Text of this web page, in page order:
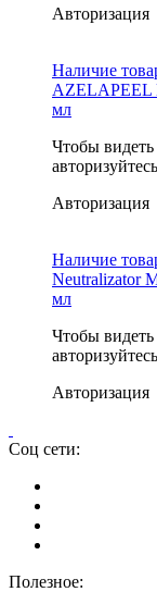
Авторизация
Наличие
AZELAPEEL
мл
Чтобы
авторизуйтесь
Авторизация
Наличие
Neutralizator
мл
Чтобы
авторизуйтесь
Авторизация
Соц сети:
Полезное: